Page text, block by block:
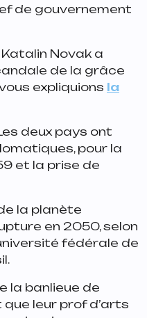
de gouvernement
Novak a
de la grâce
expliquions la
deux pays ont
pour la
et la prise de
la planète
en 2050, selon
fédérale de
la banlieue de
leur prof d’arts